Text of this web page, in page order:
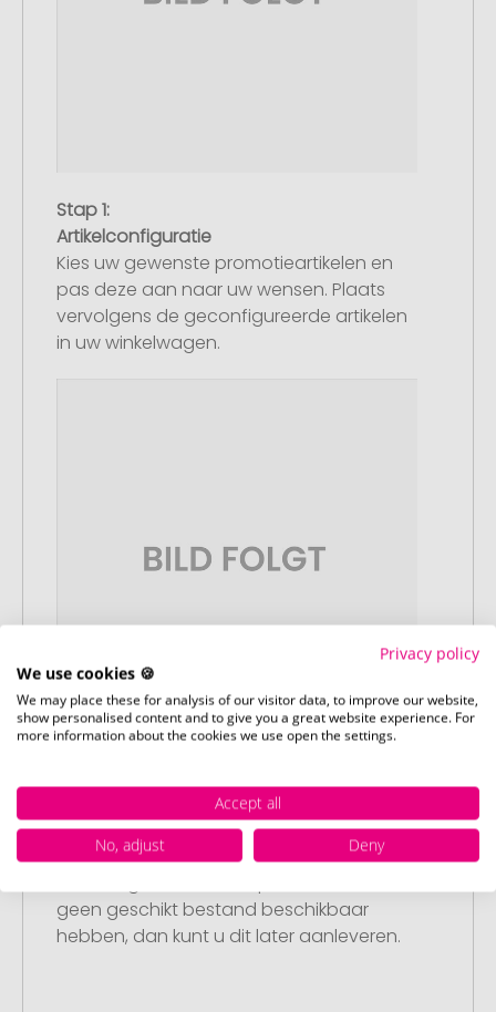
Stap 1:
Artikelconfiguratie
Kies uw gewenste promotieartikelen en
pas deze aan naar uw wensen. Plaats
vervolgens de geconfigureerde artikelen
in uw winkelwagen.
Upload van uw logo of ontwerp
Upload uw logo of ontwerp op onze
afrekenpagina (checkout) en rond uw
geen geschikt bestand beschikbaar
hebben, dan kunt u dit later aanleveren.
Privacy policy
We use cookies 🍪
We may place these for analysis of our visitor data, to improve our website,
show personalised content and to give you a great website experience. For
more information about the cookies we use open the settings.
Accept all
No, adjust
Deny